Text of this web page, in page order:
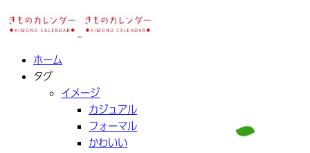
ホーム
タグ
イメージ
カジュアル
フォーマル
かわいい